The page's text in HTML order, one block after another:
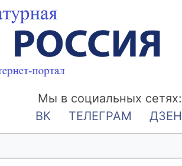
Мы в социальных сетях:
ВК
ТЕЛЕГРАМ ДЗЕН